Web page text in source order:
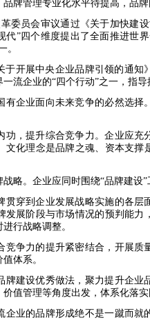
牌管理专业化水平待提高，品
委员会审议通过《关于加快建
代”四个维度提出了全面推进世
。
于开展中央企业品牌引领的通
流企业的“四个行动”之一，指
有企业面向未来竞争的必然选择
功，提升综合竞争力。企业应充
文化理念是品牌之魂、资本支撑
战略。企业应同时围绕“品牌建设
贯穿到企业发展战略实施的各
发展阶段与市场情况的预判能
行战略调整。
竞争力的提升紧密结合，开展质
体系。
牌建设优秀做法，聚力提升企业
值管理等角度出发，体系化落
企业的品牌形成绝不是一蹴而就